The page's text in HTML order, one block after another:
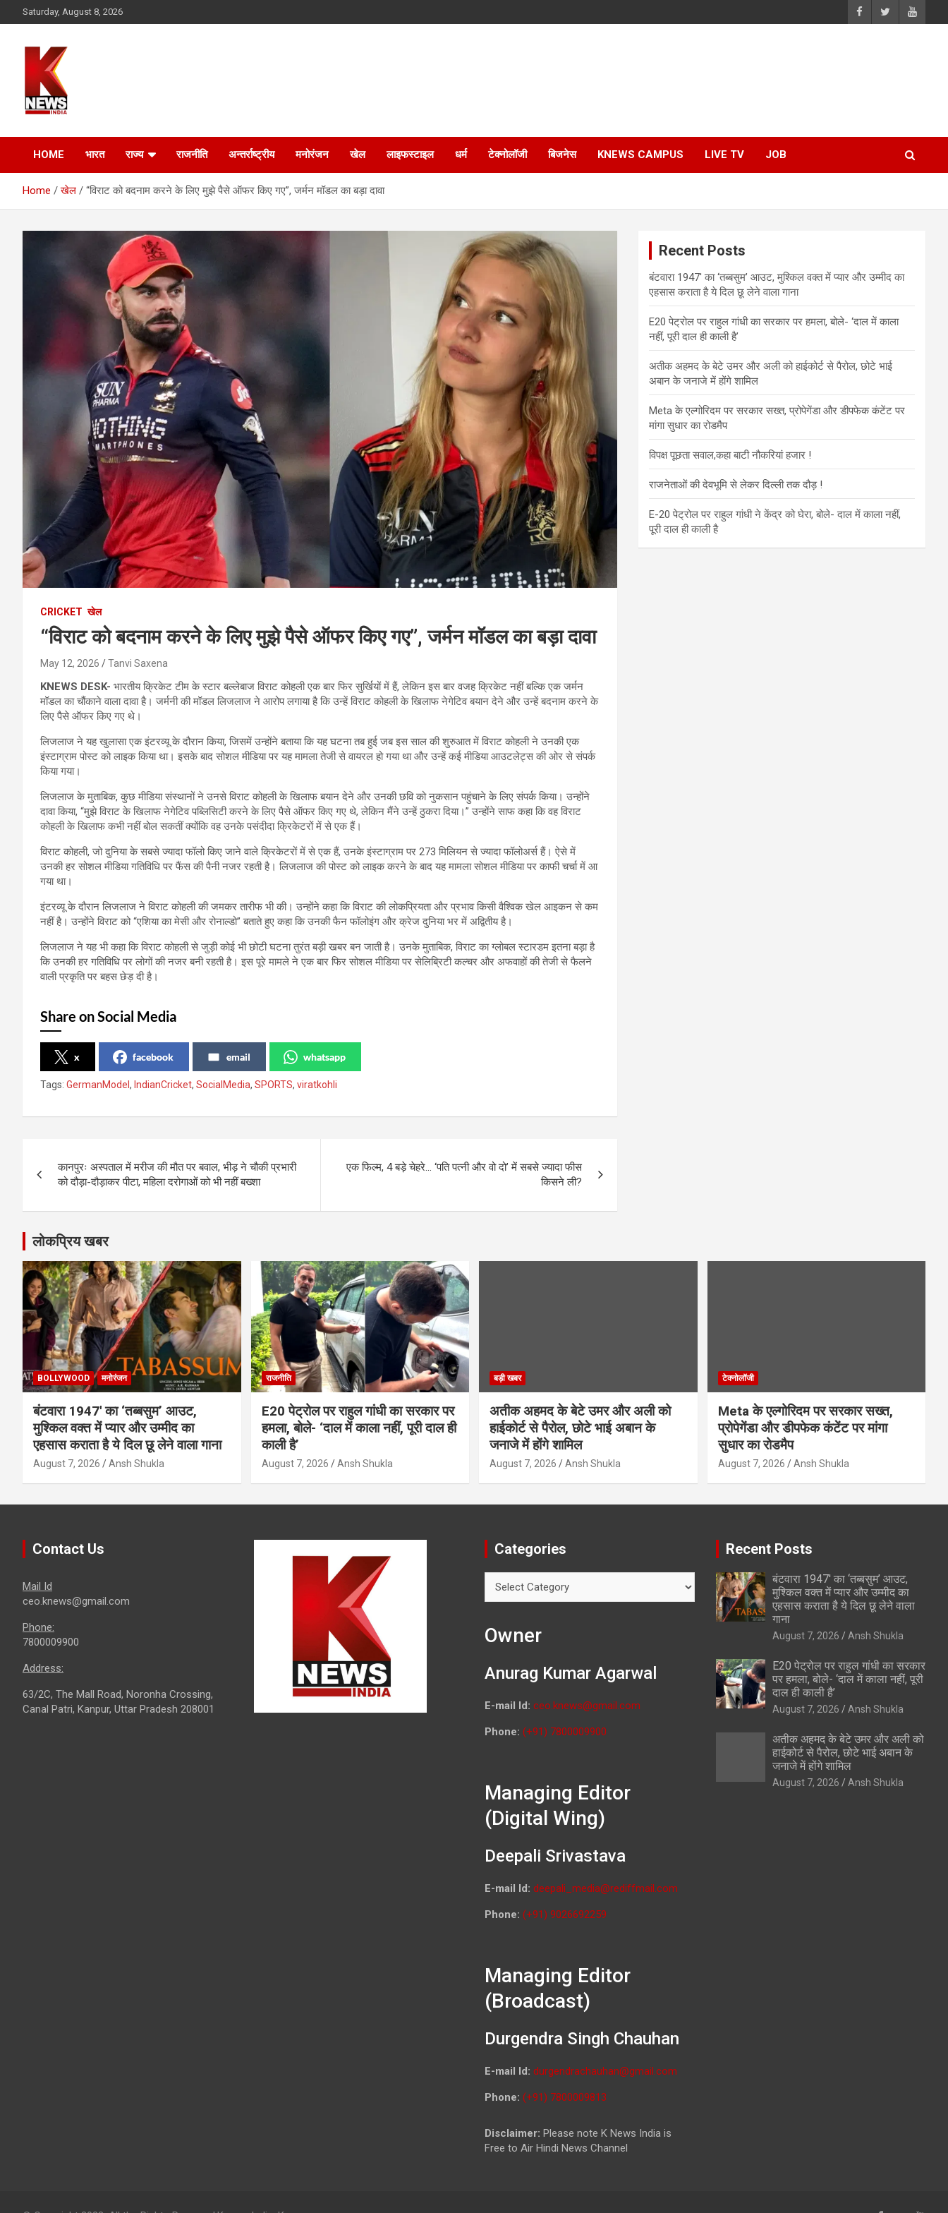
to
Saturday, August 8, 2026
HOME भारत राज्य राजनीति अन्तर्राष्ट्रीय मनोरंजन खेल लाइफस्टाइल धर्म टेक्नोलॉजी बिजनेस KNEWS CAMPUS LIVE TV JOB
Home खेल “विराट को बदनाम करने के लिए मुझे पैसे ऑफर किए गए”, जर्मन मॉडल का बड़ा दावा
CRICKET खेल
“विराट को बदनाम करने के लिए मुझे पैसे ऑफर किए गए”, जर्मन मॉडल का बड़ा दावा
May 12, 2026 Tanvi Saxena
KNEWS DESK- भारतीय क्रिकेट टीम के स्टार बल्लेबाज विराट कोहली एक बार फिर सुर्खियों में हैं, लेकिन इस बार वजह क्रिकेट नहीं बल्कि एक जर्मन
मॉडल का चौंकाने वाला दावा है। जर्मनी की मॉडल लिजलाज ने आरोप लगाया है कि उन्हें विराट कोहली के खिलाफ नेगेटिव बयान देने और उन्हें बदनाम करने के
लिए पैसे ऑफर किए गए थे।
लिजलाज ने यह खुलासा एक इंटरव्यू के दौरान किया, जिसमें उन्होंने बताया कि यह घटना तब हुई जब इस साल की शुरुआत में विराट कोहली ने उनकी एक
इंस्टाग्राम पोस्ट को लाइक किया था। इसके बाद सोशल मीडिया पर यह मामला तेजी से वायरल हो गया था और उन्हें कई मीडिया आउटलेट्स की ओर से संपर्क
किया गया।
लिजलाज के मुताबिक, कुछ मीडिया संस्थानों ने उनसे विराट कोहली के खिलाफ बयान देने और उनकी छवि को नुकसान पहुंचाने के लिए संपर्क किया। उन्होंने
दावा किया, “मुझे विराट के खिलाफ नेगेटिव पब्लिसिटी करने के लिए पैसे ऑफर किए गए थे, लेकिन मैंने उन्हें ठुकरा दिया।” उन्होंने साफ कहा कि वह विराट
कोहली के खिलाफ कभी नहीं बोल सकतीं क्योंकि वह उनके पसंदीदा क्रिकेटरों में से एक हैं।
विराट कोहली, जो दुनिया के सबसे ज्यादा फॉलो किए जाने वाले क्रिकेटरों में से एक हैं, उनके इंस्टाग्राम पर 273 मिलियन से ज्यादा फॉलोअर्स हैं। ऐसे में
उनकी हर सोशल मीडिया गतिविधि पर फैंस की पैनी नजर रहती है। लिजलाज की पोस्ट को लाइक करने के बाद यह मामला सोशल मीडिया पर काफी चर्चा में आ
गया था।
इंटरव्यू के दौरान लिजलाज ने विराट कोहली की जमकर तारीफ भी की। उन्होंने कहा कि विराट की लोकप्रियता और प्रभाव किसी वैश्विक खेल आइकन से कम
नहीं है। उन्होंने विराट को “एशिया का मेसी और रोनाल्डो” बताते हुए कहा कि उनकी फैन फॉलोइंग और क्रेज दुनिया भर में अद्वितीय है।
लिजलाज ने यह भी कहा कि विराट कोहली से जुड़ी कोई भी छोटी घटना तुरंत बड़ी खबर बन जाती है। उनके मुताबिक, विराट का ग्लोबल स्टारडम इतना बड़ा है
कि उनकी हर गतिविधि पर लोगों की नजर बनी रहती है। इस पूरे मामले ने एक बार फिर सोशल मीडिया पर सेलिब्रिटी कल्चर और अफवाहों की तेजी से फैलने
वाली प्रकृति पर बहस छेड़ दी है।
Share on Social Media
x facebook email whatsapp
Tags: GermanModel , IndianCricket, SocialMedia, SPORTS, viratkohli
navigation
कानपुरः अस्पताल में मरीज की मौत पर बवाल, भीड़ ने चौकी प्रभारी
को दौड़ा-दौड़ाकर पीटा, महिला दरोगाओं को भी नहीं बख्शा
एक फिल्म, 4 बड़े चेहरे… ‘पति पत्नी और वो दो’ में सबसे ज्यादा फीस
किसने ली?
Recent Posts
बंटवारा 1947′ का ‘तब्बसुम’ आउट, मुश्किल वक्त में प्यार और उम्मीद का
एहसास कराता है ये दिल छू लेने वाला गाना
E20 पेट्रोल पर राहुल गांधी का सरकार पर हमला, बोले- ‘दाल में काला
नहीं, पूरी दाल ही काली है’
अतीक अहमद के बेटे उमर और अली को हाईकोर्ट से पैरोल, छोटे भाई
अबान के जनाजे में होंगे शामिल
Meta के एल्गोरिदम पर सरकार सख्त, प्रोपेगेंडा और डीपफेक कंटेंट पर
मांगा सुधार का रोडमैप
विपक्ष पूछता सवाल,कहा बाटी नौकरियां हजार !
राजनेताओं की देवभूमि से लेकर दिल्ली तक दौड़ !
E-20 पेट्रोल पर राहुल गांधी ने केंद्र को घेरा, बोले- दाल में काला नहीं,
पूरी दाल ही काली है
लोकप्रिय खबर
BOLLYWOOD मनोरंजन
बंटवारा 1947′ का ‘तब्बसुम’ आउट,
मुश्किल वक्त में प्यार और उम्मीद का
एहसास कराता है ये दिल छू लेने वाला गाना
August 7, 2026 Ansh Shukla
राजनीति
E20 पेट्रोल पर राहुल गांधी का सरकार पर
हमला, बोले- ‘दाल में काला नहीं, पूरी दाल ही
काली है’
August 7, 2026 Ansh Shukla
बड़ी खबर
अतीक अहमद के बेटे उमर और अली को
हाईकोर्ट से पैरोल, छोटे भाई अबान के
जनाजे में होंगे शामिल
August 7, 2026 Ansh Shukla
टेक्नोलॉजी
Meta के एल्गोरिदम पर सरकार सख्त,
प्रोपेगेंडा और डीपफेक कंटेंट पर मांगा
सुधार का रोडमैप
August 7, 2026 Ansh Shukla
Contact Us
Mail Id
ceo.knews@gmail.com
Phone:
7800009900
Address:
63/2C, The Mall Road, Noronha Crossing,
Canal Patri, Kanpur, Uttar Pradesh 208001
Categories
Owner
Anurag Kumar Agarwal
E-mail Id: ceo.knews@gmail.com
Phone: (+91) 7800009900
Managing Editor
(Digital Wing)
Deepali Srivastava
E-mail Id: deepali_media@rediffmail.com
Phone: (+91) 9026692259
Managing Editor
(Broadcast)
Durgendra Singh Chauhan
E-mail Id: durgendrachauhan@gmail.com
Phone: (+91) 7800009813
Disclaimer: Please note K News India is
Free to Air Hindi News Channel
Recent Posts
बंटवारा 1947′ का ‘तब्बसुम’ आउट,
मुश्किल वक्त में प्यार और उम्मीद का
एहसास कराता है ये दिल छू लेने वाला
गाना
August 7, 2026 Ansh Shukla
E20 पेट्रोल पर राहुल गांधी का सरकार
पर हमला, बोले- ‘दाल में काला नहीं, पूरी
दाल ही काली है’
August 7, 2026 Ansh Shukla
अतीक अहमद के बेटे उमर और अली को
हाईकोर्ट से पैरोल, छोटे भाई अबान के
जनाजे में होंगे शामिल
August 7, 2026 Ansh Shukla